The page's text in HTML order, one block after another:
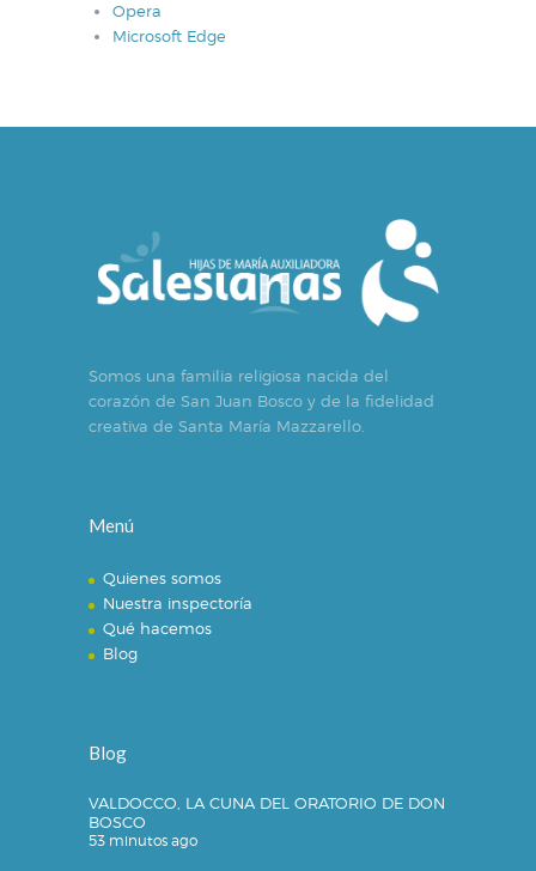
Opera
Microsoft Edge
Somos una familia religiosa nacida del
corazón de San Juan Bosco y de la fidelidad
creativa de Santa María Mazzarello.
Menú
Quienes somos
Nuestra inspectoría
Qué hacemos
Blog
Blog
VALDOCCO, LA CUNA DEL ORATORIO DE DON
BOSCO
53 minutos ago